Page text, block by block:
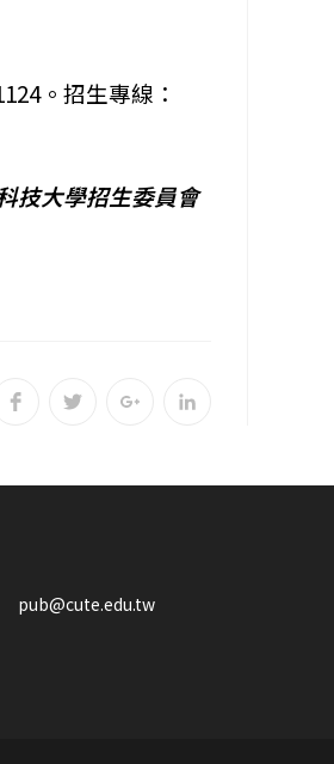
。招生專線：
技大學招生委員會
pub@cute.edu.tw